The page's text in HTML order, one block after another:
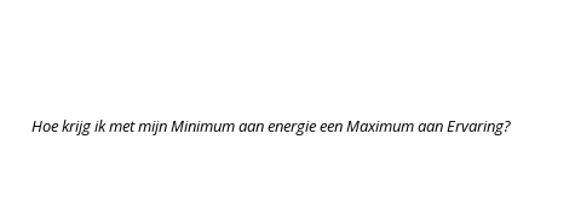
Hoe krijg ik met mijn Minimum aan energie een Maximum aan Ervaring?